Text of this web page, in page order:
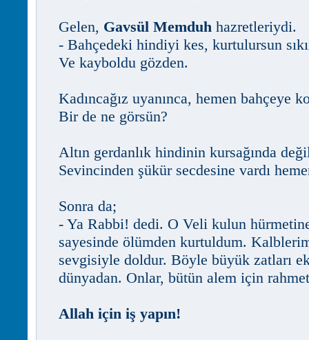
Gelen, Gavsül Memduh hazretleriydi.
- Bahçedeki hindiyi kes, kurtulursun
Ve kayboldu gözden.
Kadıncağız uyanınca, hemen bahçeye
Bir de ne görsün?
Altın gerdanlık hindinin kursağında
Sevincinden şükür secdesine vardı
Sonra da;
- Ya Rabbi! dedi. O Veli kulun
sayesinde ölümden kurtuldum.
sevgisiyle doldur. Böyle büyük zatları
dünyadan. Onlar, bütün alem için
Allah için iş yapın!